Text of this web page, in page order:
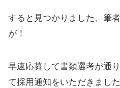
すると見つかりました、筆
が！
早速応募して書類選考が通
て採用通知をいただきました